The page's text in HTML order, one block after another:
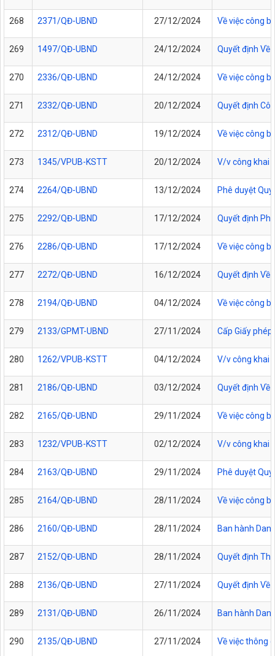
268 2371/QĐ-UBND 27/12/2024 Về việc công
269 1497/QĐ-UBND 24/12/2024 Quyết định Về
270 2336/QĐ-UBND 24/12/2024 Về việc công
271 2332/QĐ-UBND 20/12/2024 Quyết định
272 2312/QĐ-UBND 19/12/2024 Về việc công
273 1345/VPUB-KSTT 20/12/2024 V/v công khai
274 2264/QĐ-UBND 13/12/2024 Phê duyệt
275 2292/QĐ-UBND 17/12/2024 Quyết định
276 2286/QĐ-UBND 17/12/2024 Về việc công
277 2272/QĐ-UBND 16/12/2024 Quyết định Về
278 2194/QĐ-UBND 04/12/2024 Về việc công
279 2133/GPMT-UBND 27/11/2024 Cấp Giấy
280 1262/VPUB-KSTT 04/12/2024 V/v công khai
281 2186/QĐ-UBND 03/12/2024 Quyết định Về
282 2165/QĐ-UBND 29/11/2024 Về việc công
283 1232/VPUB-KSTT 02/12/2024 V/v công khai
284 2163/QĐ-UBND 29/11/2024 Phê duyệt
285 2164/QĐ-UBND 28/11/2024 Về việc công
286 2160/QĐ-UBND 28/11/2024 Ban hành
287 2152/QĐ-UBND 28/11/2024 Quyết định
288 2136/QĐ-UBND 27/11/2024 Quyết định Về
289 2131/QĐ-UBND 26/11/2024 Ban hành
290 2135/QĐ-UBND 27/11/2024 Về việc thông